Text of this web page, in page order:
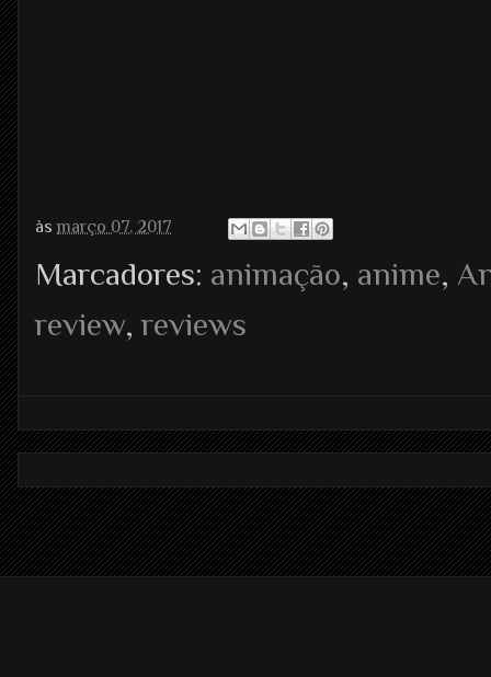
àsmarço 07, 2017
Marcadores: animação, anime,
review,reviews